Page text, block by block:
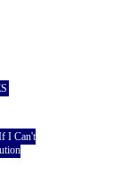
I Can't